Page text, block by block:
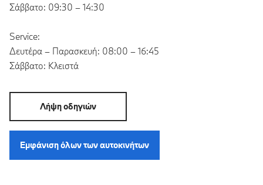
Σάββατο: 09:30 – 14:30
Service:
Δευτέρα – Παρασκευή: 08:00 – 16:45
Σάββατο: Κλειστά
Λήψη οδηγιών
Εμφάνιση όλων των αυτοκινήτων